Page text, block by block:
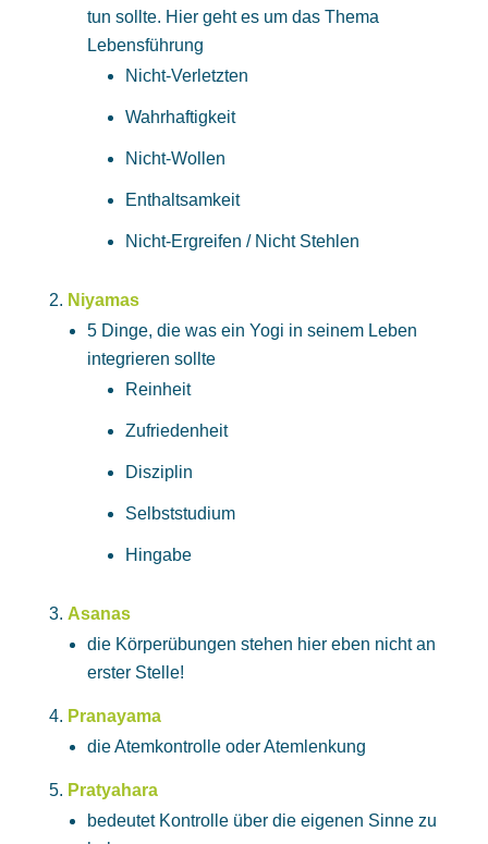
tun sollte. Hier geht es um das Thema
Lebensführung
Nicht-Verletzten
Wahrhaftigkeit
Nicht-Wollen
Enthaltsamkeit
Nicht-Ergreifen / Nicht Stehlen
Niyamas
5 Dinge, die was ein Yogi in seinem Leben
integrieren sollte
Reinheit
Zufriedenheit
Disziplin
Selbststudium
Hingabe
Asanas
die Körperübungen stehen hier eben nicht an
erster Stelle!
Pranayama
die Atemkontrolle oder Atemlenkung
Pratyahara
bedeutet Kontrolle über die eigenen Sinne zu